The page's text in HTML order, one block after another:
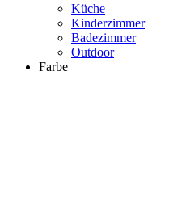
Küche
Kinderzimmer
Badezimmer
Outdoor
Farbe